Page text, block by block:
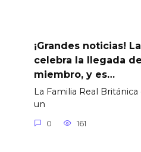
¡Grandes noticias!
celebra la llegada
miembro, y es…
La Familia Real
un
0 161